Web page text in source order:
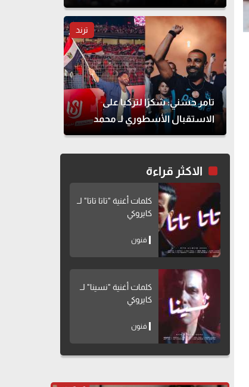
ترند
تامر حسني: شكرًا لتركيا على
الاستقبال الأسطوري لـ محمد
صلاح
الاكثر قراءة
كلمات أغنية "تاتا تاتا" لــ
كايروكي
فنون
كلمات أغنية "نسينا" لــ
كايروكي
فنون